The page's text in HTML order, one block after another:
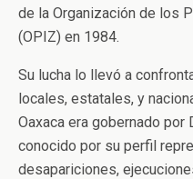
de la Organización de los
(OPIZ) en 1984.
Su lucha lo llevó a
locales, estatales, y
Oaxaca era gobernado por
conocido por su perfil
desapariciones,